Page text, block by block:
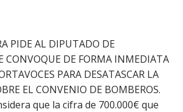
PIDE AL DIPUTADO DE
CONVOQUE DE FORMA INMEDIATA
PARA DESATASCAR LA
EL CONVENIO DE BOMBEROS.
que la cifra de 700.000€ que